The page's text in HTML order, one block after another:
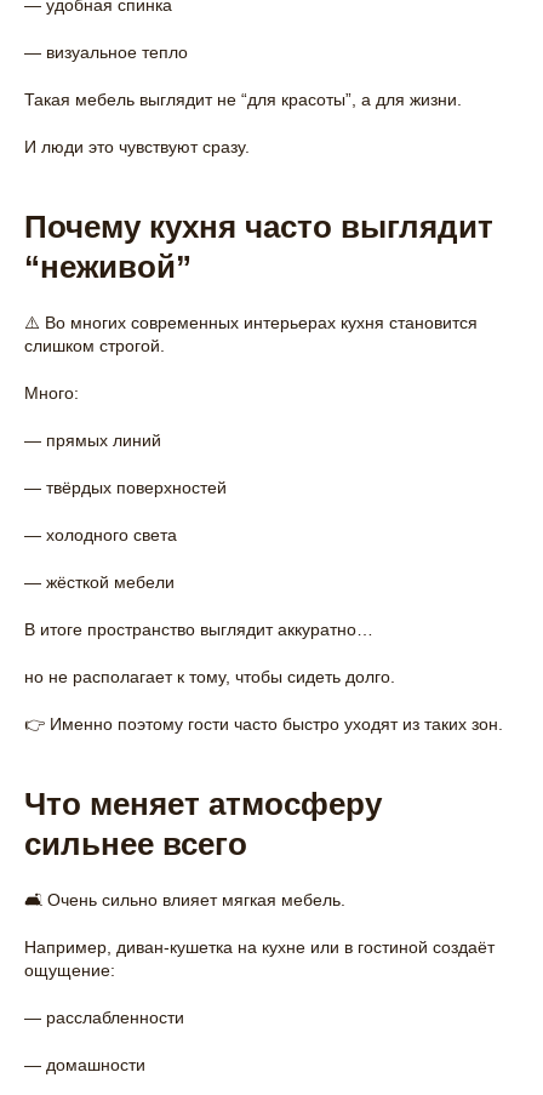
— удобная спинка
— визуальное тепло
Такая мебель выглядит не “для красоты”, а для жизни.
И люди это чувствуют сразу.
Почему кухня часто выглядит
“неживой”
⚠️ Во многих современных интерьерах кухня становится
слишком строгой.
Много:
— прямых линий
— твёрдых поверхностей
— холодного света
— жёсткой мебели
В итоге пространство выглядит аккуратно…
но не располагает к тому, чтобы сидеть долго.
👉 Именно поэтому гости часто быстро уходят из таких зон.
Что меняет атмосферу
сильнее всего
🛋️ Очень сильно влияет мягкая мебель.
Например, диван-кушетка на кухне или в гостиной создаёт
ощущение:
— расслабленности
— домашности